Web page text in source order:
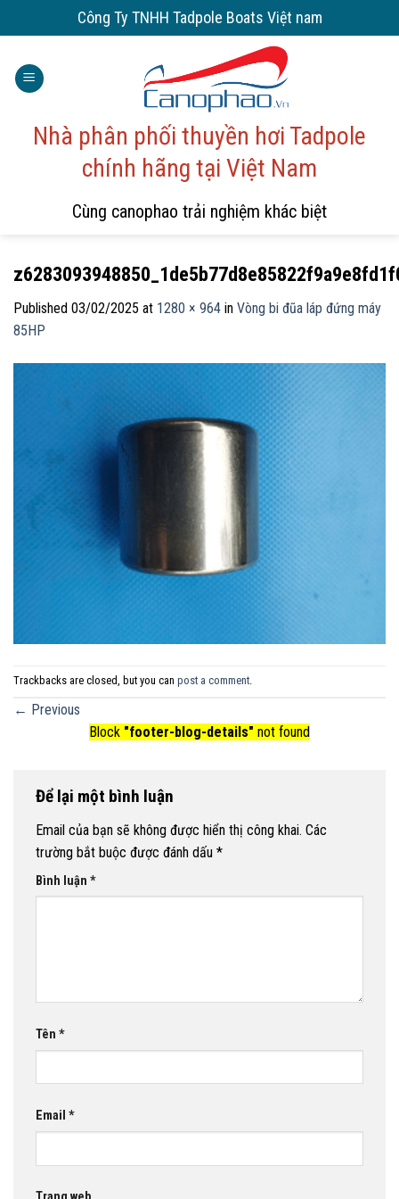
to
Công Ty TNHH Tadpole Boats Việt nam
Nhà phân phối thuyền hơi Tadpole
chính hãng tại Việt Nam
Cùng canophao trải nghiệm khác biệt
Published 03/02/2025 at 1280 × 964 in Vòng bi đũa láp đứng máy
85HP
Trackbacks are closed, but you can post a comment.
← Previous
Block "footer-blog-details" not found
Để lại một bình luận
Email của bạn sẽ không được hiển thị công khai. Các
trường bắt buộc được đánh dấu *
Bình luận *
Tên *
Email *